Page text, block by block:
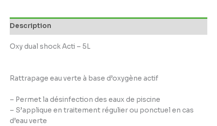
Description
Oxy dual shock Acti – 5L
Rattrapage eau verte à base d’oxygène actif
– Permet la désinfection des eaux de piscine
– S’applique en traitement régulier ou ponctuel en cas
d’eau verte